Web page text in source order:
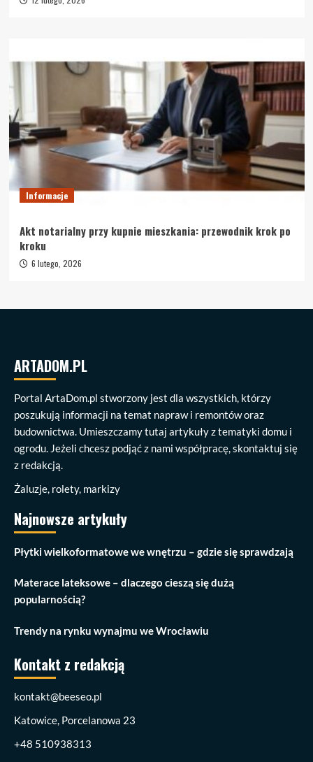
Informacje
Akt notarialny przy kupnie mieszkania: przewodnik krok po
kroku
6 lutego, 2026
ARTADOM.PL
Portal ArtaDom.pl stworzony jest dla wszystkich, którzy
poszukują informacji na temat napraw i remontów oraz
budownictwa. Umieszczamy tutaj artykuły z tematyki domu i
ogrodu. Jeżeli chcesz podjąć z nami współpracę, skontaktuj się
z redakcją.
Żaluzje, rolety, markizy
Najnowsze artykuły
Płytki wielkoformatowe we wnętrzu – gdzie się sprawdzają
Materace lateksowe – dlaczego cieszą się dużą
popularnością?
Trendy na rynku wynajmu we Wrocławiu
Kontakt z redakcją
kontakt@beeseo.pl
Katowice, Porcelanowa 23
+48 510938313